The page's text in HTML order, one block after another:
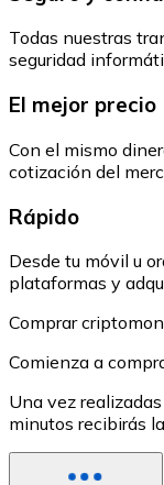
Todas nuestras
seguridad
El mejor precio
Con el mismo
cotización del
Rápido
Desde tu móvil u
plataformas y
Comprar
Comienza a
Una vez
minutos recibirás